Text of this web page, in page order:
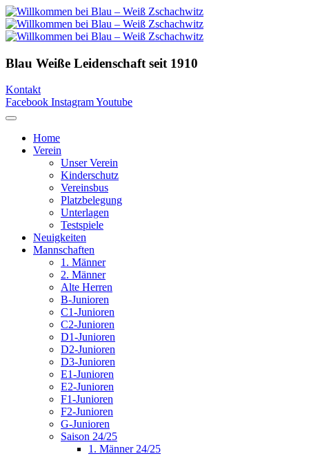
Blau Weiße Leidenschaft seit 1910
Kontakt
Facebook InstagramYoutube
Home
Verein
Unser Verein
Kinderschutz
Vereinsbus
Platzbelegung
Unterlagen
Testspiele
Neuigkeiten
Mannschaften
1. Männer
2. Männer
Alte Herren
B-Junioren
C1-Junioren
C2-Junioren
D1-Junioren
D2-Junioren
D3-Junioren
E1-Junioren
E2-Junioren
F1-Junioren
F2-Junioren
G-Junioren
Saison 24/25
1. Männer 24/25